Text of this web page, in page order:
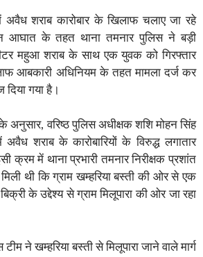
शराब कारोबार के खिलाफ चलाए जा रहे
आघात के तहत थाना तमनार पुलिस ने बड़ी
महुआ शराब के साथ एक युवक को गिरफ्तार
आबकारी अधिनियम के तहत मामला दर्ज कर
दिया गया है।
अनुसार, वरिष्ठ पुलिस अधीक्षक शशि मोहन सिंह
शराब के कारोबारियों के विरुद्ध लगातार
क्रम में थाना प्रभारी तमनार निरीक्षक प्रशांत
थी कि ग्राम खम्हरिया बस्ती की ओर से एक
के उद्देश्य से ग्राम मिलूपारा की ओर जा रहा
ने खम्हरिया बस्ती से मिलूपारा जाने वाले मार्ग